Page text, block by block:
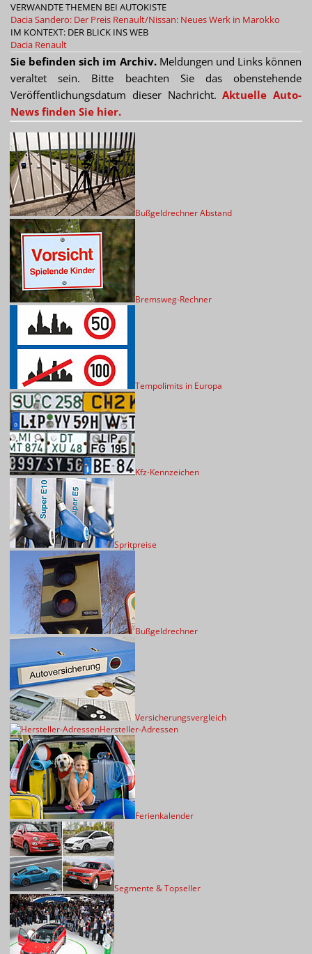
VERWANDTE THEMEN BEI AUTOKISTE
Dacia Sandero: Der Preis Renault/Nissan: Neues Werk in Marokko
IM KONTEXT: DER BLICK INS WEB
Dacia Renault
Sie befinden sich im Archiv.Meldungen und Links können
veraltet sein. Bitte beachten Sie das obenstehende
Veröffentlichungsdatum dieser Nachricht.Aktuelle Auto-
News finden Sie hier.
Bußgeldrechner Abstand
Bremsweg-Rechner
Tempolimits in Europa
Kfz-Kennzeichen
Spritpreise
Bußgeldrechner
Versicherungsvergleich
Hersteller-Adressen
Ferienkalender
Segmente & Topseller